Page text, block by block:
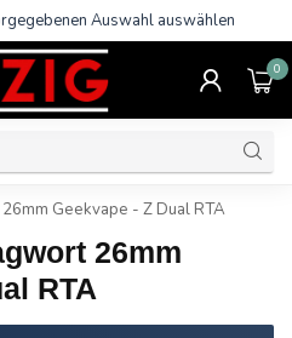
Auswahl auswählen
0
26mm Geekvape - Z Dual RTA
26mm
RTA